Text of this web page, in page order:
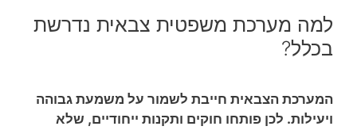
למה מערכת משפטית צבאית נדרשת
בכלל?
המערכת הצבאית חייבת לשמור על משמעת גבוהה
ויעילות. לכן פותחו חוקים ותקנות ייחודיים, שלא